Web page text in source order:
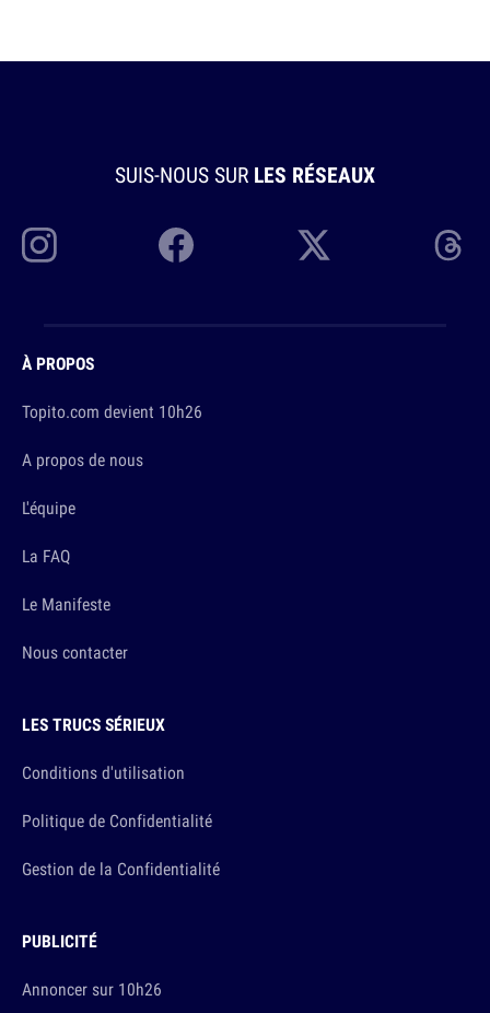
SUIS-NOUS SUR LES RÉSEAUX
À PROPOS
Topito.com devient 10h26
A propos de nous
L'équipe
La FAQ
Le Manifeste
Nous contacter
LES TRUCS SÉRIEUX
Conditions d'utilisation
Politique de Confidentialité
Gestion de la Confidentialité
PUBLICITÉ
Annoncer sur 10h26